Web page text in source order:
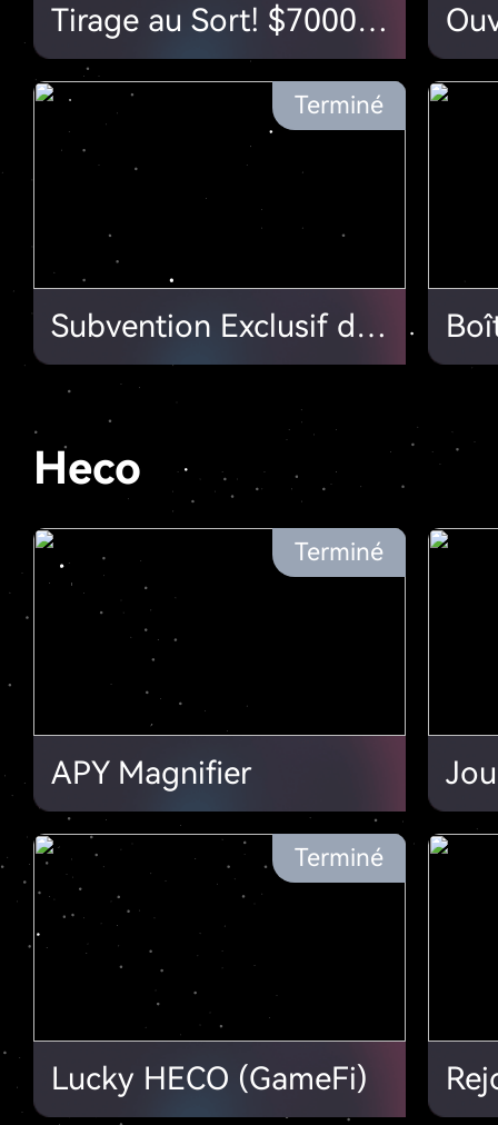
Tirage au Sort! $70000 de airdrops à se partager
Subvention Exclusif de 50000$ par Depth pour un Farming à Faible Risque!
Terminé
Heco
APY Magnifier
Terminé
Lucky HECO (GameFi)
Terminé